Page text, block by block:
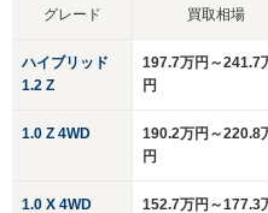
グレード 買取相場
ハイブリッド
1.2 Z
197.7万円～241.7
円
1.0 Z 4WD
190.2万円～220.8
円
1.0 X 4WD
152.7万円～177.3